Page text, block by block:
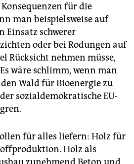
für die
man beispielsweise auf
Einsatz schwerer
oder bei Rodungen auf
Rücksicht nehmen müsse,
wäre schlimm, wenn man
Wald für Bioenergie zu
sozialdemokratische EU-
für alles liefern: Holz für
Holz als